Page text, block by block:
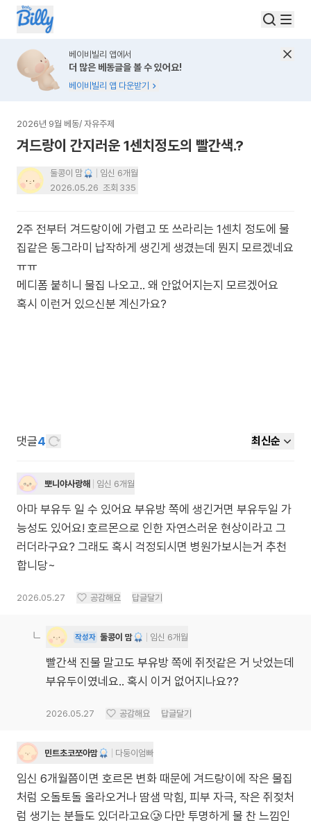
베이비빌리 앱에서
더 많은 베동글을 볼 수 있어요!
베이비빌리 앱 다운받기
2026년 9월 베동/ 자유주제
겨드랑이 간지러운 1센치정도의 빨간색.?
둘콩이 맘
임신 6개월
2026.05.26 조회 335
2주 전부터 겨드랑이에 가렵고 또 쓰라리는 1센치 정도에 물
집같은 동그라미 납작하게 생긴게 생겼는데 뭔지 모르겠네요
ㅠㅠ
메디폼 붙히니 물집 나오고.. 왜 안없어지는지 모르겠어요
혹시 이런거 있으신분 계신가요?
댓글4 최신순
뽀니야사랑해 임신 6개월
아마 부유두 일 수 있어요 부유방 쪽에 생긴거면 부유두일 가
능성도 있어요! 호르몬으로 인한 자연스러운 현상이라고 그
러더라구요? 그래도 혹시 걱정되시면 병원가보시는거 추천
합니당~
2026.05.27 공감해요 답글달기
작성자 둘콩이 맘 임신 6개월
빨간색 진물 말고도 부유방 쪽에 쥐젓같은 거 낫었는데
부유두이였네요.. 혹시 이거 없어지나요??
2026.05.27 공감해요 답글달기
민트초코쪼아맘 다둥이엄빠
임신 6개월쯤이면 호르몬 변화 때문에 겨드랑이에 작은 물집
처럼 오돌토돌 올라오거나 땀샘 막힘, 피부 자극, 작은 쥐젖처
럼 생기는 분들도 있더라고요🥲 다만 투명하게 물 찬 느낌인